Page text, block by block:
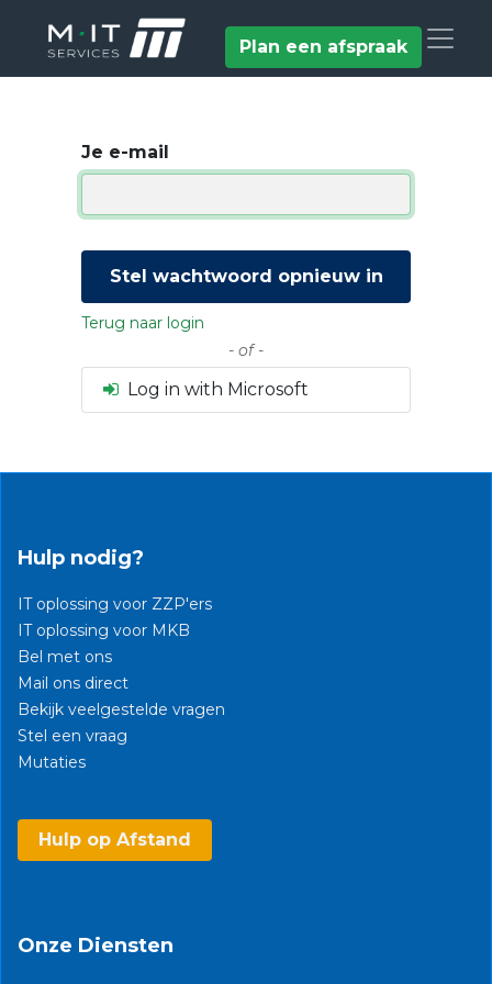
Plan een afspraak
Je e-mail
Stel wachtwoord opnieuw in
Terug naar login
- of -
Log in with Microsoft
Hulp nodig?
IT oplossing voor ZZP'ers
IT oplossing voor MKB
Bel met ons
Mail ons direct
Bekijk veelgestelde vragen
Stel een vraag
Mutaties​
Hulp op Afstand
Onze Diensten